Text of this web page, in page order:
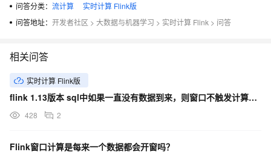
问答分类： 流计算
实时计算 Flink版
问答地址： 开发者社区 > 大数据与机器学习 > 实时计算 Flink > 问答
相关问答
实时计算 Flink版
flink 1.13版本 sql中如果一直没有数据到来，则窗口不触发计算sql中怎么设置空闲时间呢？
428 2
Flink窗口计算是每来一个数据都会开窗吗？